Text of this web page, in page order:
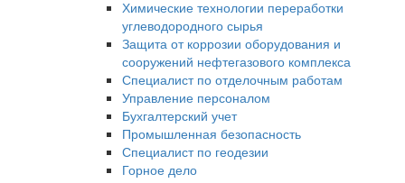
Химические технологии переработки
углеводородного сырья
Защита от коррозии оборудования и
сооружений нефтегазового комплекса
Специалист по отделочным работам
Управление персоналом
Бухгалтерский учет
Промышленная безопасность
Специалист по геодезии
Горное дело